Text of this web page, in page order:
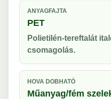
ANYAGFAJTA
PET
Polietilén-tereftalát
csomagolás.
HOVA DOBHATÓ
Műanyag/fém